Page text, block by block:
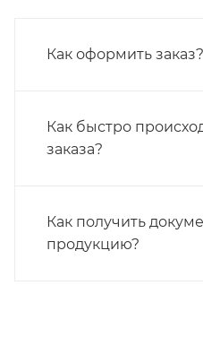
Как оформить заказ?
Как быстро
заказа?
Как получить
продукцию?